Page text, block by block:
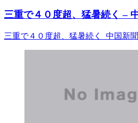
三重で４０度超、猛暑続く –
三重で４０度超、猛暑続く 中国新